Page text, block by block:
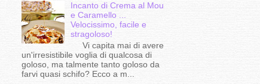
Incanto di Crema al Mou
e Caramello ...
Velocissimo, facile e
stragoloso!
Vi capita mai di avere
un'irresistibile voglia di qualcosa di
goloso, ma talmente tanto goloso da
farvi quasi schifo? Ecco a m...